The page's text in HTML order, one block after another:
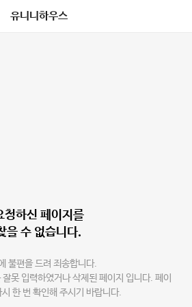
유니니하우스
청하신 페이지를
을 수 없습니다.
불편을 드려 죄송합니다.
못 입력하였거나 삭제된 페이지 입니다. 페이
한 번 확인해 주시기 바랍니다.